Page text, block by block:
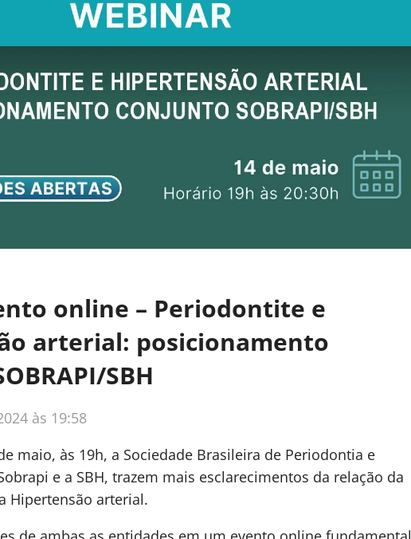
online – Periodontite e
arterial: posicionamento
SBH
às 19:58
maio, às 19h, a Sociedade Brasileira de Periodontia e
e a SBH, trazem mais esclarecimentos da relação da
Hipertensão arterial.